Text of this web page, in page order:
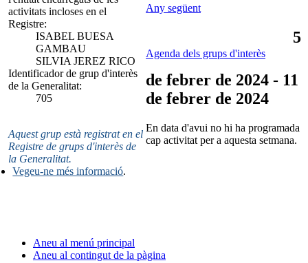
activitats incloses en el
Registre:
ISABEL BUESA
GAMBAU
SILVIA JEREZ RICO
Identificador de grup d'interès
de la Generalitat:
705
Aquest grup està registrat en el
Registre de grups d'interès de
la Generalitat.
Vegeu-ne més informació.
Any següent
Agenda dels grups d'interès
5
de febrer de 2024 - 11
de febrer de 2024
En data d'avui no hi ha programada
cap activitat per a aquesta setmana.
Aneu al menú principal
Aneu al contingut de la pàgina